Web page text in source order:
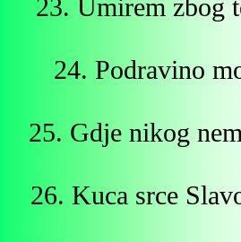
23. Umirem zbog
24. Podravino
25. Gdje nikog
26. Kuca srce